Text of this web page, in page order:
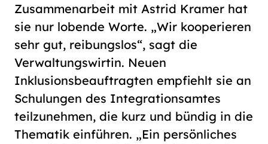
Zusammenarbeit mit Astrid Kramer hat
sie nur lobende Worte. „Wir kooperieren
sehr gut, reibungslos“, sagt die
Verwaltungswirtin. Neuen
Inklusionsbeauftragten empfiehlt sie an
Schulungen des Integrationsamtes
teilzunehmen, die kurz und bündig in die
Thematik einführen. „Ein persönliches